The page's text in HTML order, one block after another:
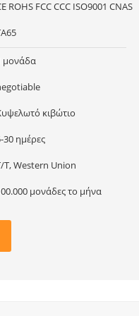
ROHS FCC CCC ISO9001 CNAS
μονάδα
κιβώτιο
30 ημέρες
T, Western Union
μονάδες το μήνα